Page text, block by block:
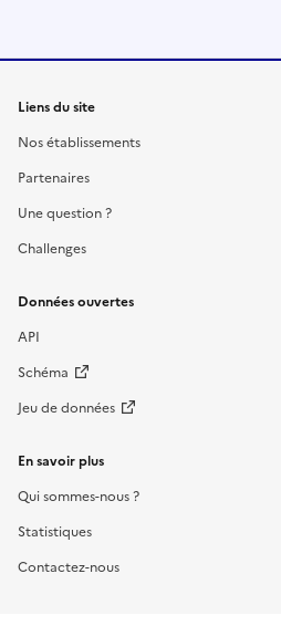
Liens du site
Nos établissements
Partenaires
Une question ?
Challenges
Données ouvertes
API
Schéma
Jeu de données
En savoir plus
Qui sommes-nous ?
Statistiques
Contactez-nous